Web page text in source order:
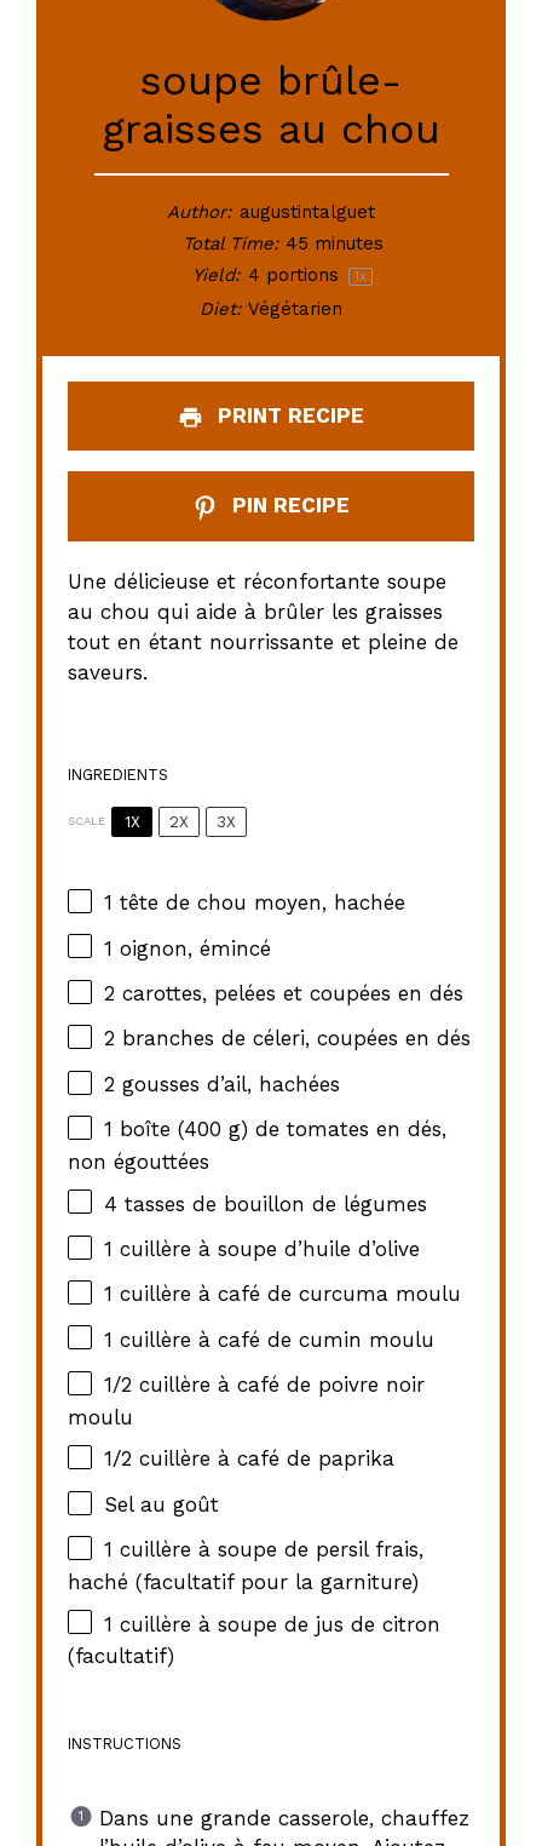
soupe brûle-
graisses au chou
Author: augustintalguet
Total Time: 45 minutes
Yield: 4 portions 1x
Diet: Végétarien
PRINT RECIPE
PIN RECIPE
Une délicieuse et réconfortante soupe
au chou qui aide à brûler les graisses
tout en étant nourrissante et pleine de
saveurs.
INGREDIENTS
SCALE 1X 2X 3X
1 tête de chou moyen, hachée
1 oignon, émincé
2 carottes, pelées et coupées en dés
2 branches de céleri, coupées en dés
2 gousses d’ail, hachées
1 boîte (400 g) de tomates en dés,
non égouttées
4 tasses de bouillon de légumes
1 cuillère à soupe d’huile d’olive
1 cuillère à café de curcuma moulu
1 cuillère à café de cumin moulu
1/2 cuillère à café de poivre noir
moulu
1/2 cuillère à café de paprika
Sel au goût
1 cuillère à soupe de persil frais,
haché (facultatif pour la garniture)
1 cuillère à soupe de jus de citron
(facultatif)
INSTRUCTIONS
Dans une grande casserole, chauffez